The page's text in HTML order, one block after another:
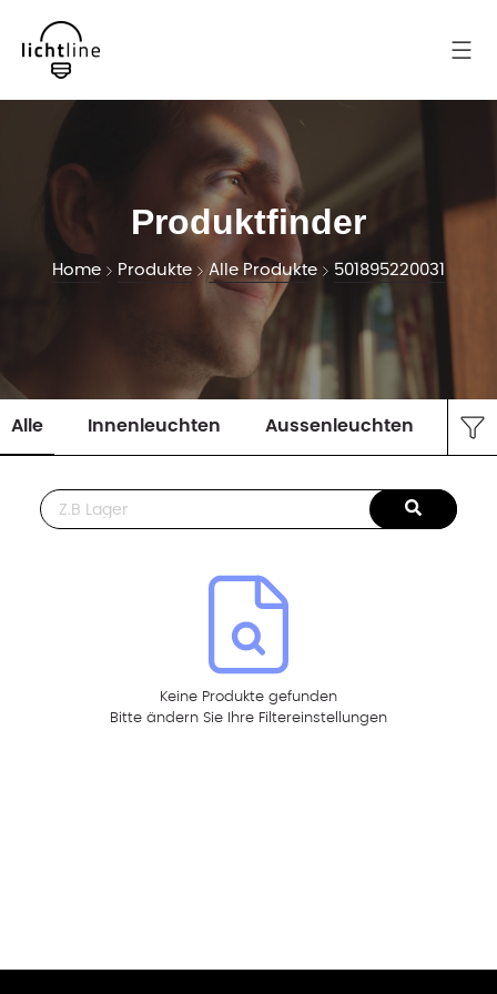
Produktfinder
Home Produkte Alle Produkte 501895220031
Alle Innenleuchten Aussenleuchten
This is a search field with an auto-suggest feature attached.
Keine Produkte gefunden
Bitte ändern Sie Ihre Filtereinstellungen